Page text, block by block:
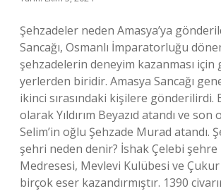
Şehzadeler neden Amasya’ya
Sancağı, Osmanlı İmparatorluğu
şehzadelerin deneyim kazanması için
yerlerden biridir. Amasya Sancağı
ikinci sırasındaki kişilere gönderilirdi.
olarak Yıldırım Beyazıd atandı ve son
Selim’in oğlu Şehzade Murad atandı.
şehri neden denir? İshak Çelebi şehre
Medresesi, Mevlevi Kulübesi ve Çukur
birçok eser kazandırmıştır. 1390